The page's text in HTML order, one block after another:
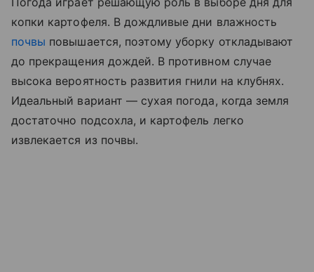
копки картофеля. В дождливые дни влажность
почвы повышается, поэтому уборку откладывают
до прекращения дождей. В противном случае
высока вероятность развития гнили на клубнях.
Идеальный вариант — сухая погода, когда земля
достаточно подсохла, и картофель легко
извлекается из почвы.